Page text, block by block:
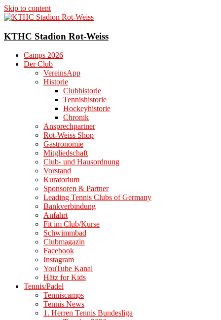
Skip to content
KTHC Stadion Rot-Weiss
Camps 2026
Der Club
VereinsApp
Historie
Clubhistorie
Tennishistorie
Hockeyhistorie
Chronik
Ansprechpartner
Rot-Weiss Shop
Gastronomie
Mitgliedschaft
Club- und Hausordnung
Vorstand
Kuratorium
Sponsoren & Partner
Leading Tennis Clubs of Germany
Bankverbindung
Anfahrt
Fit im Club/Kurse
Schwimmbad
Clubmagazin
Facebook
Instagram
YouTube Kanal
Hätz for Kids
Tennis/Padel
Tenniscamps
Tennis News
1. Herren Tennis Bundesliga